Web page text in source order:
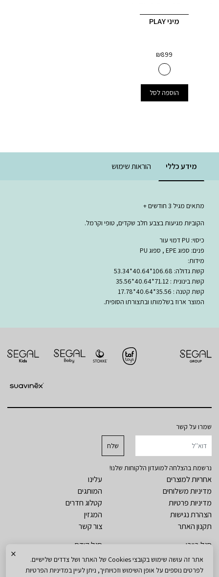
×
אתר זה עושה שימוש בקובצי Cookies של האתר ושל צדדים שלישיים.
לפרטים נוספים על אופן השימוש וזכויותיך, ניתן לעיין במדיניות הפרטיות
מיני PLAY
₪899
הוספה לסל
מידע כללי הוראות שימוש
מתאים מגיל 3 חודשים +
הקוביות מגיעות בצבע חלב שקדים, טופי וקרמל.
כיסוי: PU דמוי עור
פנים: ספוג EPE , ספוג PU
מידות:
קשת גדולה: 106.68*40.64*53.34
קשת בינונית : 71.12*40.64*35.56
קשת קטנה : 35.56*40.64*17.78
המוצר ארוז בשלמותו ובתצורתו הסופית.
שמרו על קשר
נרשמת בהצלחה למועדון הלקוחות שלנו!
אחריות למוצרים
מדיניות משלוחים
מדיניות פרטיות
הצהרת נגישות
תקנון האתר
עלינו
המותגים
קטלוג חדרים
המגזין
צור קשר
סגל בייבי
חדרי תינוקות
מיטות תינוק
סגל קידס
ארונות ילדים
מיטות ילדים